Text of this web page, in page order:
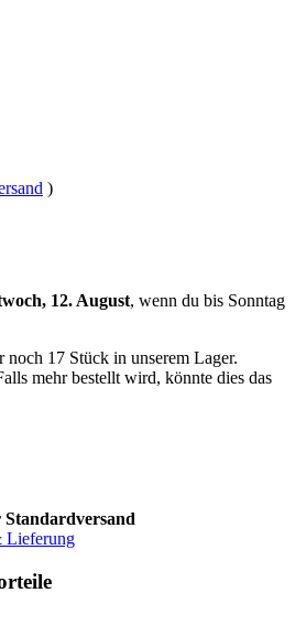
)
12. August, wenn du bis Sonntag
17 Stück in unserem Lager.
mehr bestellt wird, könnte dies das
Standardversand
Lieferung